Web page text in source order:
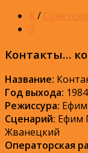
К /
0
Контакты…
Название:
Год выхода: 1984
Режиссура:
Сценарий: Ефим
Жванецкий
Операторская